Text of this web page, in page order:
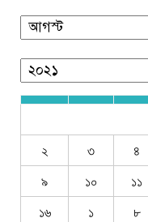
২
৩ ৪
৯
১০ ১১
১৬
১ ৮